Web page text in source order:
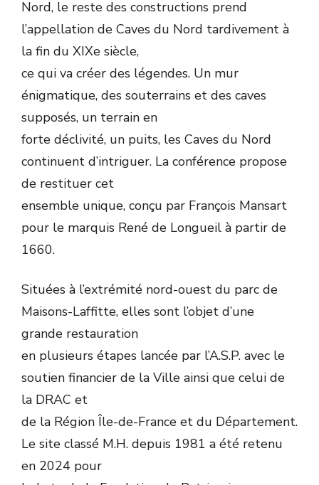
Nord, le reste des constructions prend
l’appellation de Caves du Nord tardivement à
la fin du XIXe siècle,
ce qui va créer des légendes. Un mur
énigmatique, des souterrains et des caves
supposés, un terrain en
forte déclivité, un puits, les Caves du Nord
continuent d’intriguer. La conférence propose
de restituer cet
ensemble unique, conçu par François Mansart
pour le marquis René de Longueil à partir de
1660.
Situées à l’extrémité nord-ouest du parc de
Maisons-Laffitte, elles sont l’objet d’une
grande restauration
en plusieurs étapes lancée par l’A.S.P. avec le
soutien financier de la Ville ainsi que celui de
la DRAC et
de la Région Île-de-France et du Département.
Le site classé M.H. depuis 1981 a été retenu
en 2024 pour